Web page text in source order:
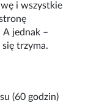
i wszystkie
A jednak –
trzyma.
(60 godzin)